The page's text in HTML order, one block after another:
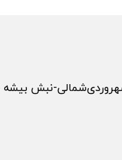
نبش